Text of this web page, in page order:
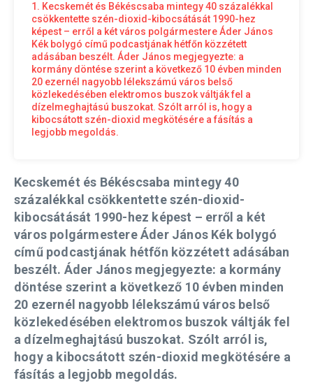
1. Kecskemét és Békéscsaba mintegy 40 százalékkal
csökkentette szén-dioxid-kibocsátását 1990-hez
képest – erről a két város polgármestere Áder János
Kék bolygó című podcastjának hétfőn közzétett
adásában beszélt. Áder János megjegyezte: a
kormány döntése szerint a következő 10 évben minden
20 ezernél nagyobb lélekszámú város belső
közlekedésében elektromos buszok váltják fel a
dízelmeghajtású buszokat. Szólt arról is, hogy a
kibocsátott szén-dioxid megkötésére a fásítás a
legjobb megoldás.
Kecskemét és Békéscsaba mintegy 40
százalékkal csökkentette szén-dioxid-
kibocsátását 1990-hez képest – erről a két
város polgármestere Áder János Kék bolygó
című podcastjának hétfőn közzétett adásában
beszélt. Áder János megjegyezte: a kormány
döntése szerint a következő 10 évben minden
20 ezernél nagyobb lélekszámú város belső
közlekedésében elektromos buszok váltják fel
a dízelmeghajtású buszokat. Szólt arról is,
hogy a kibocsátott szén-dioxid megkötésére a
fásítás a legjobb megoldás.